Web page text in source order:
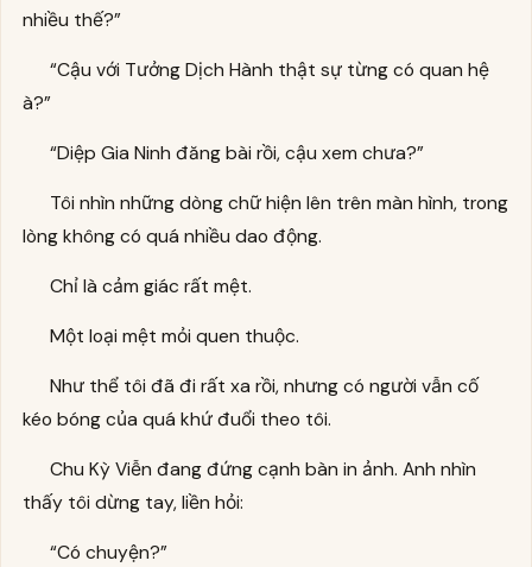
nhiều thế?”
“Cậu với Tưởng Dịch Hành thật sự từng có quan hệ
à?”
“Diệp Gia Ninh đăng bài rồi, cậu xem chưa?”
Tôi nhìn những dòng chữ hiện lên trên màn hình, trong
lòng không có quá nhiều dao động.
Chỉ là cảm giác rất mệt.
Một loại mệt mỏi quen thuộc.
Như thể tôi đã đi rất xa rồi, nhưng có người vẫn cố
kéo bóng của quá khứ đuổi theo tôi.
Chu Kỳ Viễn đang đứng cạnh bàn in ảnh. Anh nhìn
thấy tôi dừng tay, liền hỏi:
“Có chuyện?”